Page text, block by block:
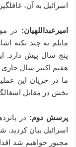
اسرائیل به آن،
امیرعبداللهیان: در
مایلم به چند نکته
پنج سال پیش دارد.
هفتم اکتبر سال جاری
ما در جریان این
بخش در مقابل
پرسش دوم: در
اسرائیل بیان کردید.
مجبور خواهیم شد